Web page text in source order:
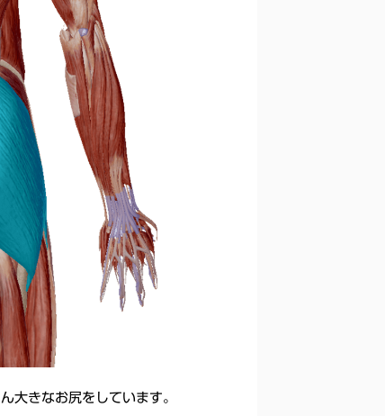
大きなお尻をしています。